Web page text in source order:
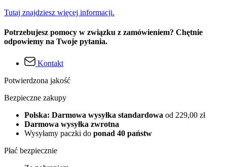
Tutaj znajdziesz więcej informacji.
Potrzebujesz pomocy w związku z zamówieniem? Chętnie
odpowiemy na Twoje pytania.
Kontakt
Potwierdzona jakość
Bezpieczne zakupy
Polska: Darmowa wysyłka standardowa od 229,00 zł
Darmowa wysyłka zwrotna
Wysyłamy paczki do ponad 40 państw
Płać bezpiecznie